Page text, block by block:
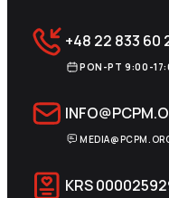
+48 22 833 60
PON-PT 9:00-
KRS